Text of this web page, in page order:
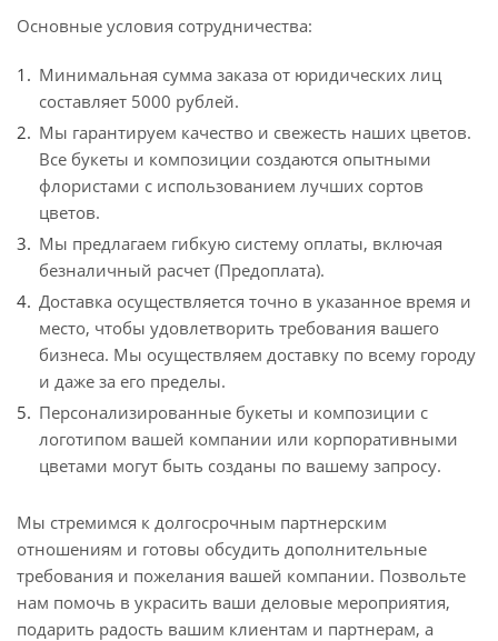
Основные условия сотрудничества:
Минимальная сумма заказа от юридических лиц
составляет 5000 рублей.
Мы гарантируем качество и свежесть наших цветов.
Все букеты и композиции создаются опытными
флористами с использованием лучших сортов
цветов.
Мы предлагаем гибкую систему оплаты, включая
безналичный расчет (Предоплата).
Доставка осуществляется точно в указанное время и
место, чтобы удовлетворить требования вашего
бизнеса. Мы осуществляем доставку по всему городу
и даже за его пределы.
Персонализированные букеты и композиции с
логотипом вашей компании или корпоративными
цветами могут быть созданы по вашему запросу.
Мы стремимся к долгосрочным партнерским
отношениям и готовы обсудить дополнительные
требования и пожелания вашей компании. Позвольте
нам помочь в украсить ваши деловые мероприятия,
подарить радость вашим клиентам и партнерам, а